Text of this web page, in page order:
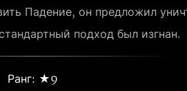
Падение, он предложил
подход был изгнан.
Ранг: ★9